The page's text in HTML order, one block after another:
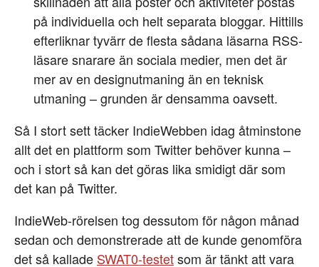
på individuella och helt separata bloggar. Hittills
efterliknar tyvärr de flesta sådana läsarna RSS-
läsare snarare än sociala medier, men det är
mer av en designutmaning än en teknisk
utmaning – grunden är densamma oavsett.
Så I stort sett täcker IndieWebben idag åtminstone
allt det en plattform som Twitter behöver kunna –
och i stort så kan det göras lika smidigt där som
det kan på Twitter.
IndieWeb-rörelsen tog dessutom för någon månad
sedan och demonstrerade att de kunde genomföra
det så kallade SWAT0-testetsom är tänkt att vara